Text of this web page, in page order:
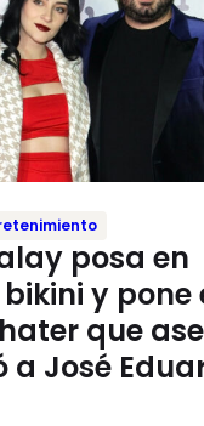
posa en
y pone
que
a José